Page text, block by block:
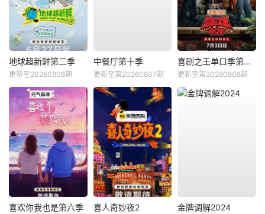
地球超新鲜第二季
更新至20260808期
中餐厅第十季
更新至第20260807期
喜剧之王单口季第三季
更新至第20260808期
喜欢你我也是第六季 喜人奇妙夜2 金牌调解2024